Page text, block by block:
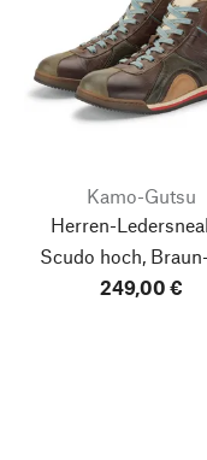
Kamo-Gutsu
Herren-
Scudo hoch,
249,00 €